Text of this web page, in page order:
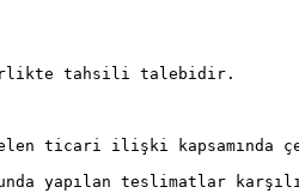
tahsili talebidir.
ticari ilişki
yapılan teslimatlar